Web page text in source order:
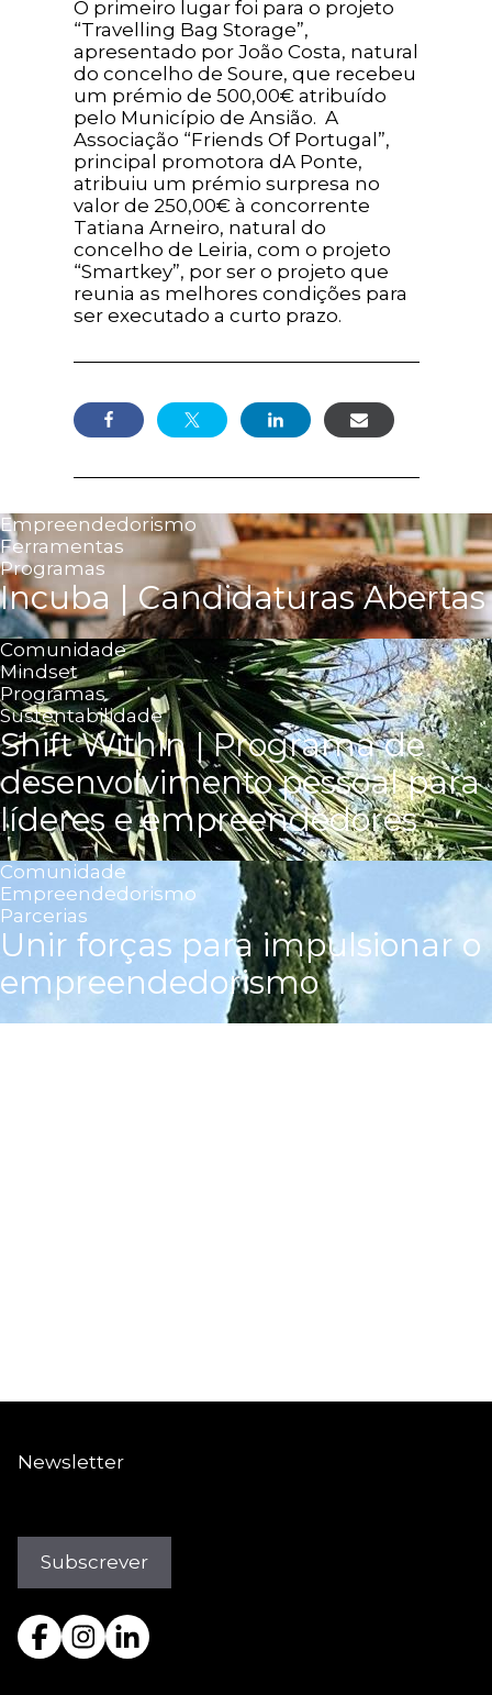
O primeiro lugar foi para o projeto
“Travelling Bag Storage”,
apresentado por João Costa, natural
do concelho de Soure, que recebeu
um prémio de 500,00€ atribuído
pelo Município de Ansião. A
Associação “Friends Of Portugal”,
principal promotora dA Ponte,
atribuiu um prémio surpresa no
valor de 250,00€ à concorrente
Tatiana Arneiro, natural do
concelho de Leiria, com o projeto
“Smartkey”, por ser o projeto que
reunia as melhores condições para
ser executado a curto prazo.
Empreendedorismo
Ferramentas
Programas
Incuba | Candidaturas Abertas
Comunidade
Mindset
Programas
Sustentabilidade
Shift Within | Programa de
desenvolvimento pessoal para
líderes e empreendedores
Comunidade
Empreendedorismo
Parcerias
Unir forças para impulsionar o
empreendedorismo
Newsletter